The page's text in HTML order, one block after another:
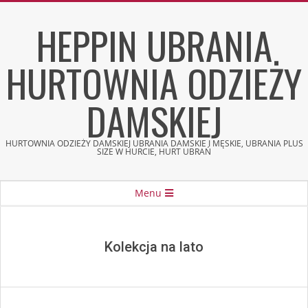
HEPPIN UBRANIA
HURTOWNIA ODZIEŻY
DAMSKIEJ
HURTOWNIA ODZIEŻY DAMSKIEJ UBRANIA DAMSKIE I MĘSKIE, UBRANIA PLUS
SIZE W HURCIE, HURT UBRAŃ
Menu
Kolekcja na lato